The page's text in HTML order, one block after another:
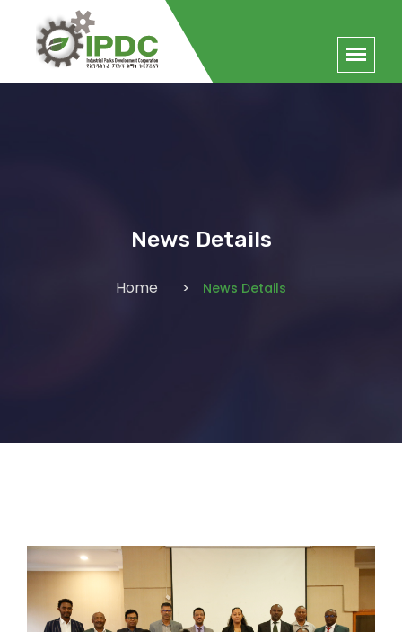
News Details
Home News Details